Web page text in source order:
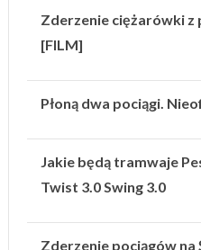
Zderzenie ciężarówki z
[FILM]
Płoną dwa pociągi.
Jakie będą tramwaje
Twist 3.0 Swing 3.0
Zderzenie pociągów na